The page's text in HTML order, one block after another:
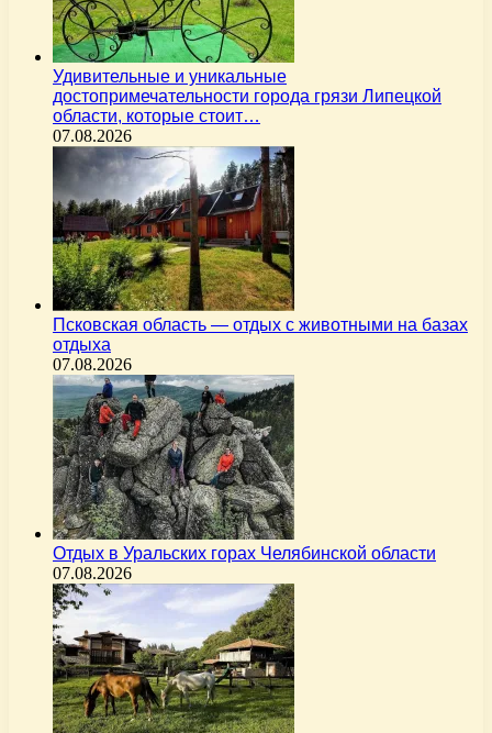
Удивительные и уникальные
достопримечательности города грязи Липецкой
области, которые стоит…
07.08.2026
Псковская область — отдых с животными на базах
отдыха
07.08.2026
Отдых в Уральских горах Челябинской области
07.08.2026